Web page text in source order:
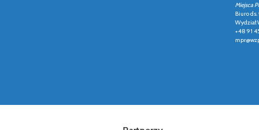
Miejsca
Biuro
Wydział
+48 91